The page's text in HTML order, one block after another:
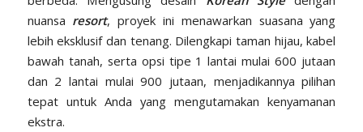
nuansa resort, proyek ini menawarkan suasana yang
lebih eksklusif dan tenang. Dilengkapi taman hijau, kabel
bawah tanah, serta opsi tipe 1 lantai mulai 600 jutaan
dan 2 lantai mulai 900 jutaan, menjadikannya pilihan
tepat untuk Anda yang mengutamakan kenyamanan
ekstra.